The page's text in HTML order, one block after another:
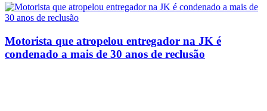
Motorista que atropelou entregador na JK é
condenado a mais de 30 anos de reclusão